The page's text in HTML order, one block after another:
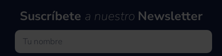
Suscríbete a nuestro Newsletter
Nombre